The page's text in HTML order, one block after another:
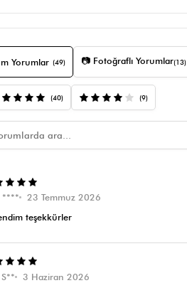
Yorumlar (49) 📷 Fotoğraflı Yorumlar(13)
(40) (9)
****
23 Temmuz 2026
teşekkürler
3 Haziran 2026